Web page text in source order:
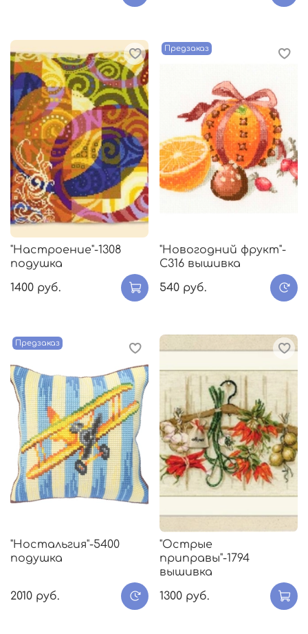
"Настроение"-1308
подушка
1400 руб.
Предзаказ
"Новогодний фрукт"-
C316 вышивка
540 руб.
Предзаказ
"Ностальгия"-5400
подушка
2010 руб.
"Острые
приправы"-1794
вышивка
1300 руб.